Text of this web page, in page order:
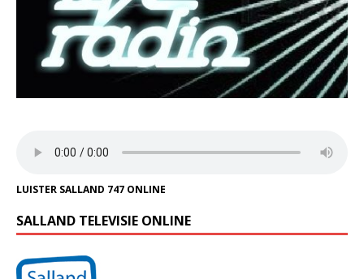
LUISTER SALLAND 747 ONLINE
SALLAND TELEVISIE ONLINE